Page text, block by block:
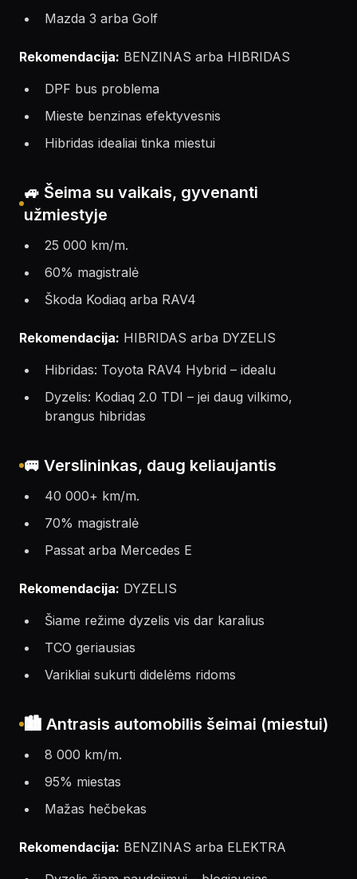
Mazda 3 arba Golf
Rekomendacija: BENZINAS arba HIBRIDAS
DPF bus problema
Mieste benzinas efektyvesnis
Hibridas idealiai tinka miestui
🚙 Šeima su vaikais, gyvenanti
užmiestyje
25 000 km/m.
60% magistralė
Škoda Kodiaq arba RAV4
Rekomendacija: HIBRIDAS arba DYZELIS
Hibridas: Toyota RAV4 Hybrid – idealu
Dyzelis: Kodiaq 2.0 TDI – jei daug vilkimo,
brangus hibridas
🚐 Verslininkas, daug keliaujantis
40 000+ km/m.
70% magistralė
Passat arba Mercedes E
Rekomendacija: DYZELIS
Šiame režime dyzelis vis dar karalius
TCO geriausias
Varikliai sukurti didelėms ridoms
🏙️ Antrasis automobilis šeimai (miestui)
8 000 km/m.
95% miestas
Mažas hečbekas
Rekomendacija: BENZINAS arba ELEKTRA